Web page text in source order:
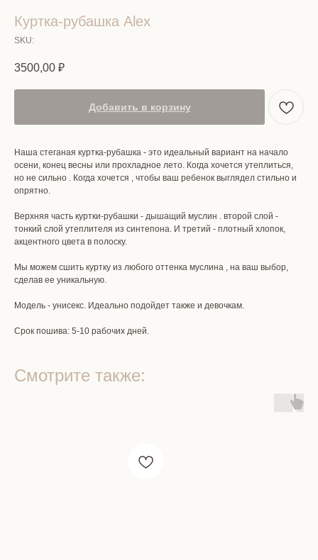
Куртка-рубашка Alex
SKU:
3500,00 ₽
Добавить в корзину
Наша стеганая куртка-рубашка - это идеальный вариант на начало
осени, конец весны или прохладное лето. Когда хочется утеплиться,
но не сильно . Когда хочется , чтобы ваш ребенок выглядел стильно и
опрятно.
Верхняя часть куртки-рубашки - дышащий муслин . второй слой -
тонкий слой утеплителя из синтепона. И третий - плотный хлопок,
акцентного цвета в полоску.
Мы можем сшить куртку из любого оттенка муслина , на ваш выбор,
сделав ее уникальную.
Модель - унисекс. Идеально подойдет также и девочкам.
Срок пошива: 5-10 рабочих дней.
Смотрите также: